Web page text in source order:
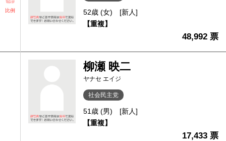
比例 52歳 (女)
[新人]
【重複】
48,992 票
柳瀬 映二
ヤナセ エイジ
社会民主党
51歳 (男)
[新人]
【重複】
17,433 票